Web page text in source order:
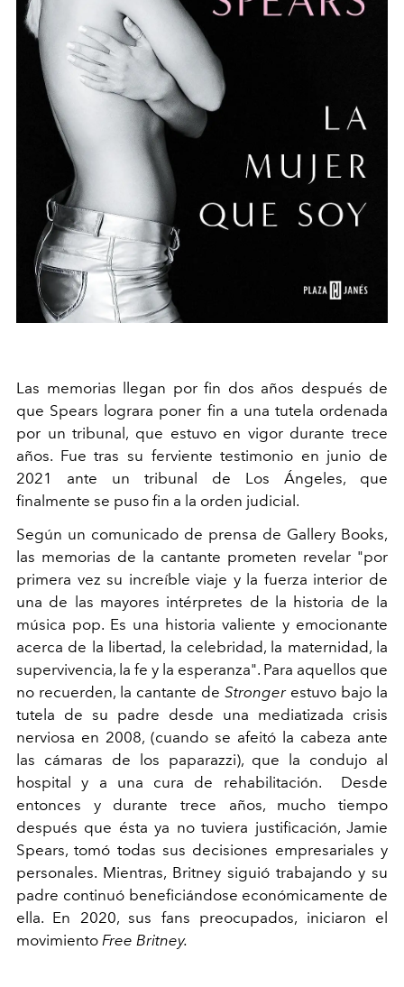
Las memorias llegan por fin dos años después de
que Spears lograra poner fin a una tutela ordenada
por un tribunal, que estuvo en vigor durante trece
años. Fue tras su ferviente testimonio en junio de
2021 ante un tribunal de Los Ángeles, que
finalmente se puso fin a la orden judicial.
Según un comunicado de prensa de Gallery Books,
las memorias de la cantante prometen revelar "por
primera vez su increíble viaje y la fuerza interior de
una de las mayores intérpretes de la historia de la
música pop. Es una historia valiente y emocionante
acerca de la libertad, la celebridad, la maternidad, la
supervivencia, la fe y la esperanza". Para aquellos que
no recuerden, la cantante de Strongerestuvo bajo la
tutela de su padre desde una mediatizada crisis
nerviosa en 2008, (cuando se afeitó la cabeza ante
las cámaras de los paparazzi), que la condujo al
hospital y a una cura de rehabilitación. Desde
entonces y durante trece años, mucho tiempo
después que ésta ya no tuviera justificación, Jamie
Spears, tomó todas sus decisiones empresariales y
personales. Mientras, Britney siguió trabajando y su
padre continuó beneficiándose económicamente de
ella. En 2020, sus fans preocupados, iniciaron el
movimiento Free Britney.